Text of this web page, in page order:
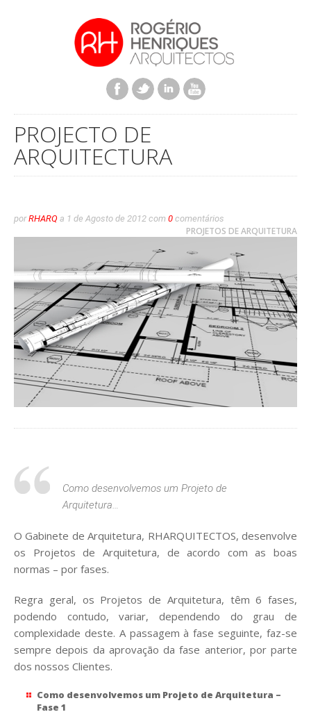
PROJECTO DE
ARQUITECTURA
porRHARQ a 1 de Agosto de 2012 com 0 comentários
PROJETOS DE ARQUITETURA
Como desenvolvemos um Projeto de
Arquitetura…
O Gabinete de Arquitetura, RHARQUITECTOS, desenvolve
os Projetos de Arquitetura, de acordo com as boas
normas – por fases.
Regra geral, os Projetos de Arquitetura, têm 6 fases,
podendo contudo, variar, dependendo do grau de
complexidade deste. A passagem à fase seguinte, faz-se
sempre depois da aprovação da fase anterior, por parte
dos nossos Clientes.
Como desenvolvemos um Projeto de Arquitetura –
Fase 1